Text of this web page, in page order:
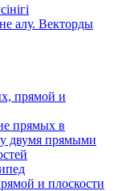
алу. Векторды
прямой и
прямых в
двумя прямыми
и плоскости